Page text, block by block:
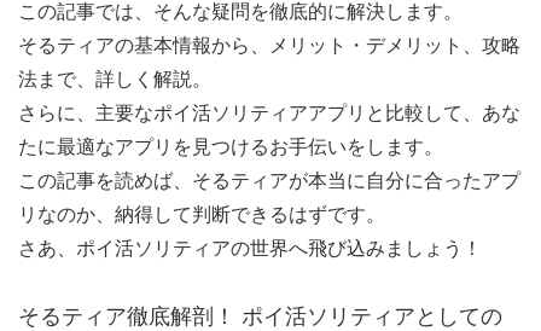
この記事では、そんな疑問を徹底的に解決します。
そるティアの基本情報から、メリット・デメリット、攻略
法まで、詳しく解説。
さらに、主要なポイ活ソリティアアプリと比較して、あな
たに最適なアプリを見つけるお手伝いをします。
この記事を読めば、そるティアが本当に自分に合ったアプ
リなのか、納得して判断できるはずです。
さあ、ポイ活ソリティアの世界へ飛び込みましょう！
そるティア徹底解剖！ ポイ活ソリティアとしての